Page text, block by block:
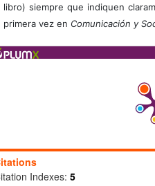
libro) siempre que indiquen
primera vez en Comunicación y
Indexes: 5